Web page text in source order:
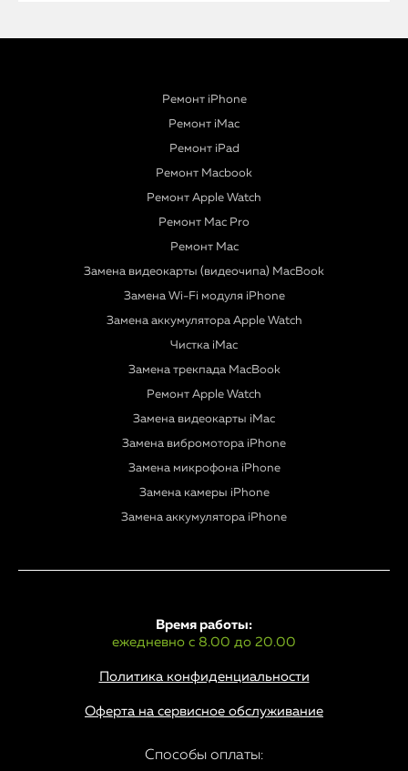
Ремонт iPhone
Ремонт iMac
Ремонт iPad
Ремонт Macbook
Ремонт Apple Watch
Ремонт Mac Pro
Ремонт Mac
Замена видеокарты (видеочипа) MacBook
Замена Wi-Fi модуля iPhone
Замена аккумулятора Apple Watch
Чистка iMac
Замена трекпада MacBook
Ремонт Apple Watch
Замена видеокарты iMac
Замена вибромотора iPhone
Замена микрофона iPhone
Замена камеры iPhone
Замена аккумулятора iPhone
Политика конфиденциальности
Время работы:
ежедневно с 8.00 до 20.00
Оферта на сервисное обслуживание
Способы оплаты: